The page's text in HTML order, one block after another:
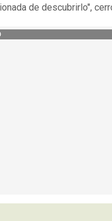
de descubrirlo",